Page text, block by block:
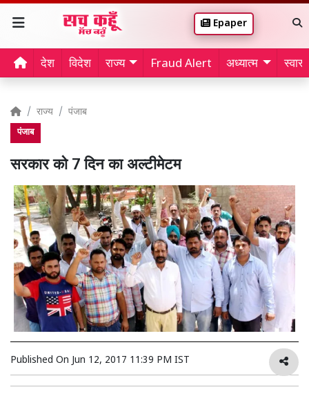
Epaper
देश विदेश राज्य Fraud Alert अध्यात्म
राज्य पंजाब
पंजाब
सरकार को 7 दिन का अल्टीमेटम
Published On Jun 12, 2017 11:39 PM IST